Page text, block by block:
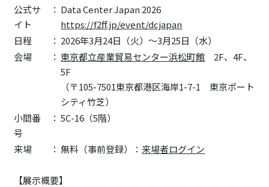
公式サ
イト
： Data Center Japan 2026
https://f2ff.jp/event/dcjapan
日程
： 2026年3月24日（火）～3月25日（水）
会場
： 東京都立産業貿易センター浜松町館 2F、4F、
5F
（〒105-7501東京都港区海岸1-7-1 東京ポート
シティ竹芝）
小間番
号
： 5C-16（5階）
来場 ： 無料（事前登録）：来場者ログイン
【展示概要】